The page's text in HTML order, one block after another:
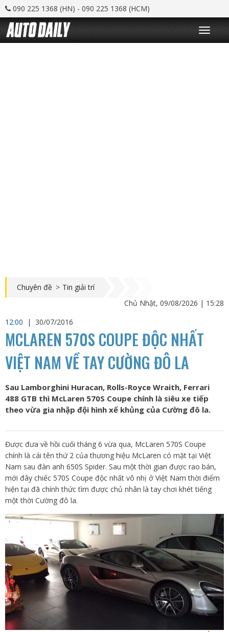
090 225 1368 (HN) - 090 225 1368 (HCM)
T
o
g
Chuyên đề > Tin giải trí
Chủ Nhật, 09/08/2026 | 15:28
12:00
| 30/07/2016
MCLAREN 570S COUPE ĐỘC NHẤT
VIỆT NAM VỀ TAY CƯỜNG ĐÔ LA
Sau Lamborghini Huracan, Rolls-Royce Wraith, Ferrari
488 GTB thì McLaren 570S Coupe chính là siêu xe tiếp
theo vừa gia nhập đội hình xế khủng của Cường đô la.
Được đưa về hồi cuối tháng 6 vừa qua, McLaren 570S Coupe
chính là cái tên thứ 2 của thương hiệu McLaren có mặt tại Việt
Nam sau đàn anh 650S Spider. Sau một thời gian được rao bán,
mới đây chiếc 570S Coupe độc nhất vô nhị ở Việt Nam thời điểm
hiện tại đã chính thức tìm được chủ nhân là tay chơi khét tiếng
một thời Cường đô la.